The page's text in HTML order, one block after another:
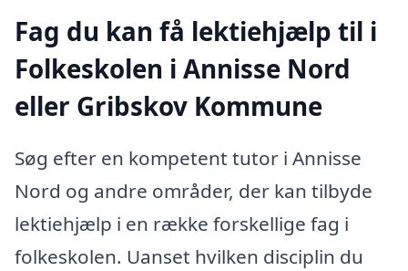
Fag du kan få lektiehjælp til i
Folkeskolen i Annisse Nord
eller Gribskov Kommune
Søg efter en kompetent tutor i Annisse
Nord og andre områder, der kan tilbyde
lektiehjælp i en række forskellige fag i
folkeskolen. Uanset hvilken disciplin du